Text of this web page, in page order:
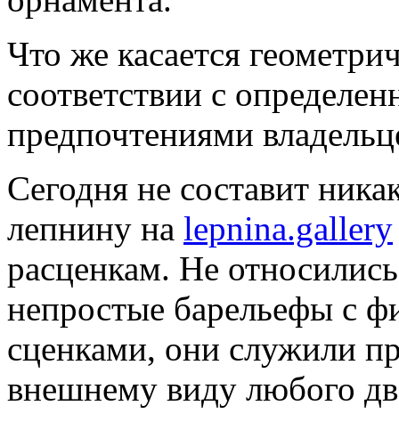
Что же касается
соответствии с
предпочтениями
Сегодня не составит
лепнину на lepnina.gallery
расценкам. Не
непростые барельефы с
сценками, они служили
внешнему виду любого